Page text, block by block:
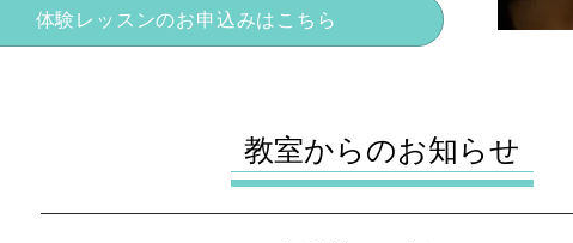
体験レッスンのお申込みはこちら
​教室からのお知らせ